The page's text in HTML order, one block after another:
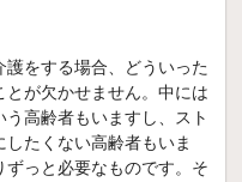
をする場合、どういった
が欠かせません。中には
高齢者もいますし、スト
たくない高齢者もいま
っと必要なものです。そ